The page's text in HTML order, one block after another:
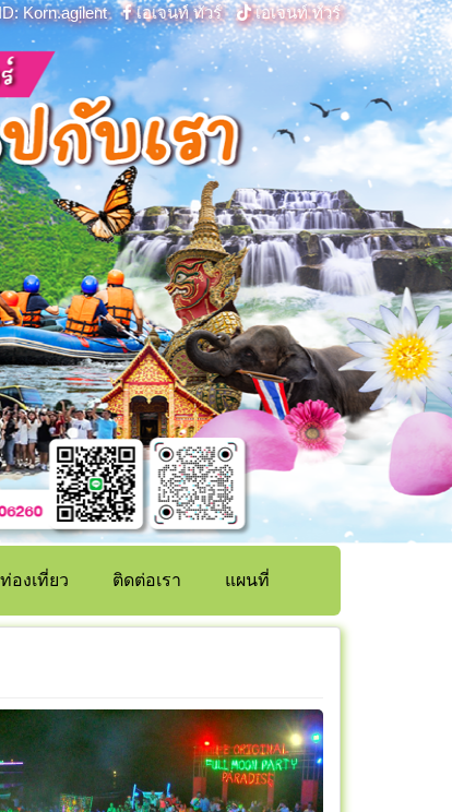
Korn.agilent เอเจนท์ ทัวร์ เอเจนท์ ทัวร์
องเที่ยว ติดต่อเรา แผนที่